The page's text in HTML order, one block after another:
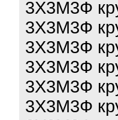
3Х3М3Ф
3Х3М3Ф
3Х3М3Ф
3Х3М3Ф
3Х3М3Ф
3Х3М3Ф